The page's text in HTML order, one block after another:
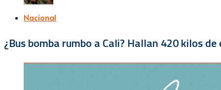
Nacional
¿Bus bomba rumbo a Cali? Hallan 420 kilos